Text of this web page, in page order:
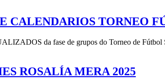
CALENDARIOS TORNEO
da fase de grupos do Torneo de Fútbol
ROSALÍA MERA 2025